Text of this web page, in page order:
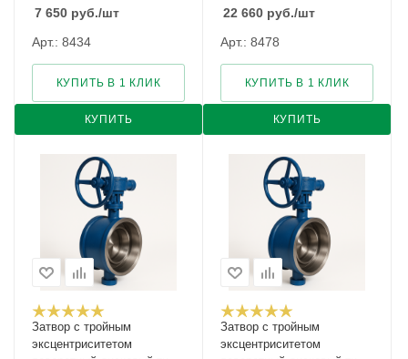
7 650 руб./шт
Арт.: 8434
КУПИТЬ
КУПИТЬ В 1 КЛИК
22 660 руб./шт
Арт.: 8478
КУПИТЬ
КУПИТЬ В 1 КЛИК
Затвор с тройным
эксцентриситетом
Затвор с тройным
эксцентриситетом